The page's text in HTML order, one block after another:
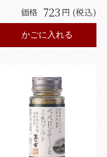
価格 723 円 (税込)
かごに入れる